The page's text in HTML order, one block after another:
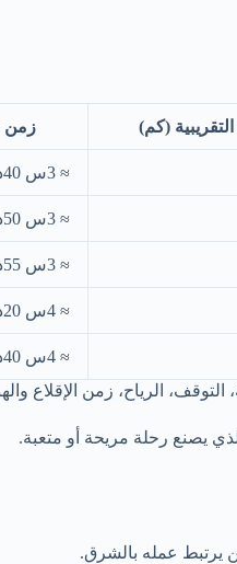
(كم) زمن
≈ 3س 40د – 4س 30د
≈ 3س 50د – 4س 50د
≈ 3س 55د – 5س
≈ 4س 20د – 5س 30د
≈ 4س 40د – 6س
الرياح، زمن الإقلاع
يصنع رحلة مريحة أو متعبة.
يرتبط عمله بالشرق.